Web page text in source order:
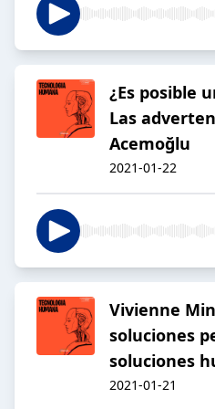
¿Es posible
Las
Acemoğlu
2021-01-22
Vivienne
soluciones
soluciones
2021-01-21